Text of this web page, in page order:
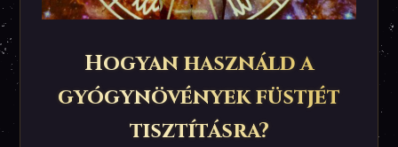
Hogyan használd a
gyógynövények füstjét
tisztításra?